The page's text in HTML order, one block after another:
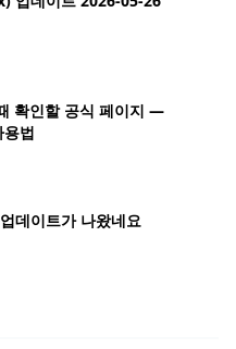
확인할 공식 페이지 —
법
데이트가 나왔네요